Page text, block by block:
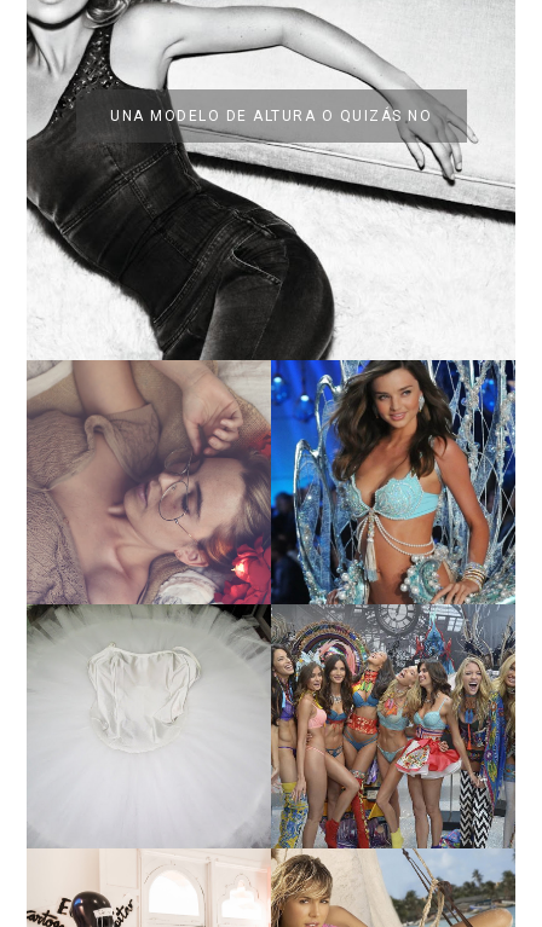
UNA MODELO DE ALTURA O QUIZÁS NO
LA BAILARINA BLANCA
DE LA CRUZ O COMO
REINVENTARSE ANTE
LA ADVERSIDAD.
LA ALTURA DE LAS
MODELOS MAS ALTAS
TUTORIAL PARA HACER
UN TUTÚ DE BALLET DE
PLATO CON ARO.
¿QUIERES SABER LA
EDAD Y ALTURA DE LAS
MODELOS VICTORIA'S
SECRET 2017?